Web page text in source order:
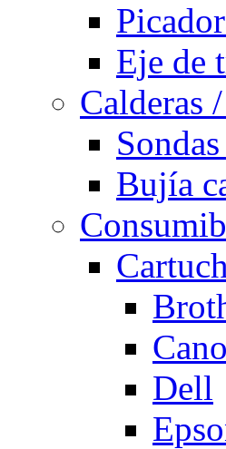
Eje de
Calderas
Bujía
Dell